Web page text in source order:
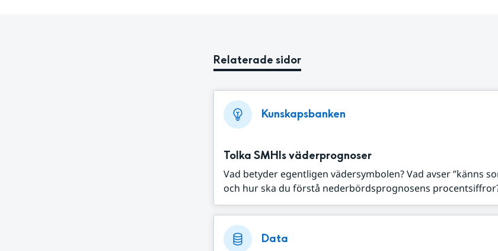
Relaterade sidor
Kunskapsbanken
Tolka SMHIs väderprognoser
Vad betyder egentligen vädersymbolen? Vad avser ”känns
och hur ska du förstå nederbördsprognosens
Data